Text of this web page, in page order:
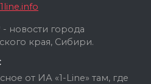
- новости города
края, Сибири.
от ИА «1-Line» там, где